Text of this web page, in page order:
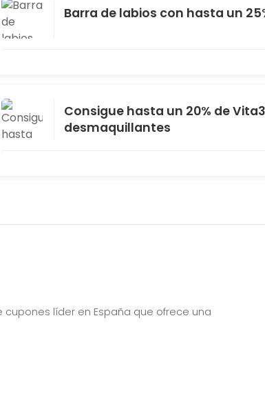
Barra de labios con hasta un
Consigue hasta un 20% de
desmaquillantes
líder en España que ofrece una